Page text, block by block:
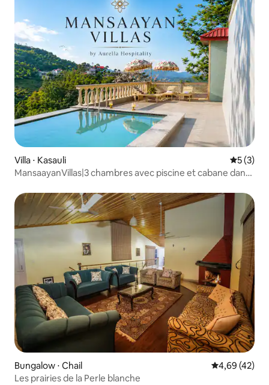
Villa ⋅ Kasauli
5 (3)
MansaayanVillas|3 chambres avec piscine et cabane dans
Bungalow ⋅ Chail Évaluation
4,69 (42)
Les prairies de la Perle blanche